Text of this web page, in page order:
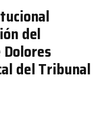
del
del Tribunal